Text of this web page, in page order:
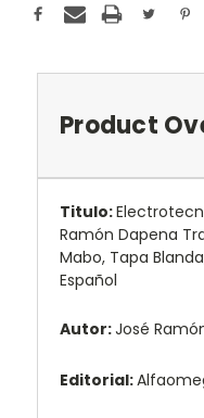
Product
Titulo:
Ramón Dapena
Mabo, Tapa
Español
Autor:José
Editorial: